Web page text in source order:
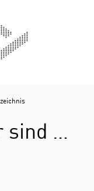
sind …